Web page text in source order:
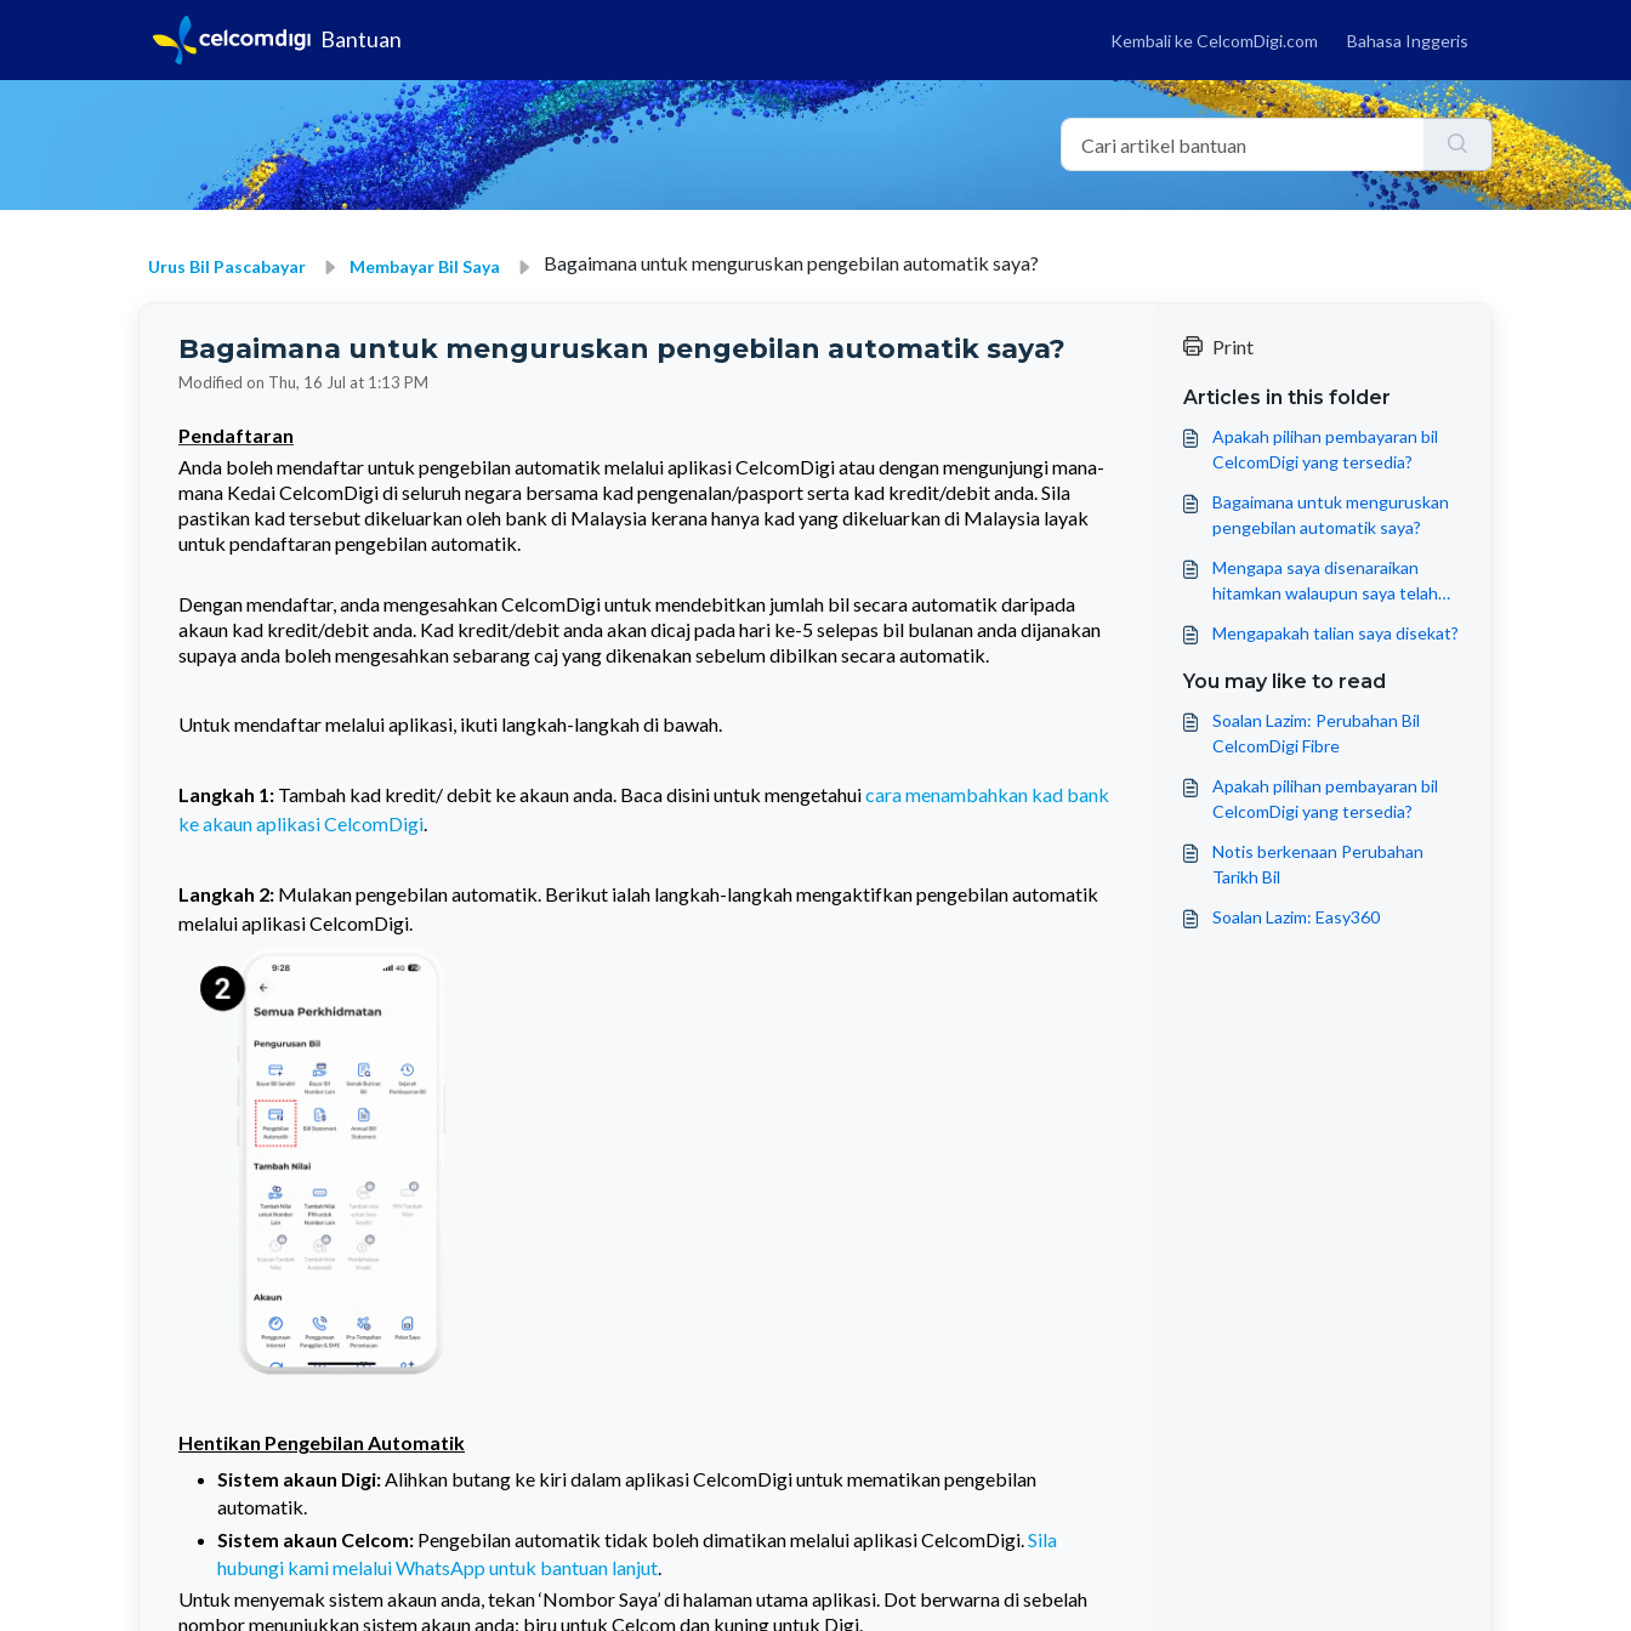
Bantuan Kembali ke CelcomDigi.com Bahasa Inggeris
Urus Bil Pascabayar Membayar Bil Saya Bagaimana untuk menguruskan pengebilan automatik saya?
Bagaimana untuk menguruskan pengebilan automatik saya?
Modified on Thu, 16 Jul at 1:13 PM
Pendaftaran
Anda boleh mendaftar untuk pengebilan automatik melalui aplikasi CelcomDigi atau dengan mengunjungi mana-
mana Kedai CelcomDigi di seluruh negara bersama kad pengenalan/pasport serta kad kredit/debit anda. Sila
pastikan kad tersebut dikeluarkan oleh bank di Malaysia kerana hanya kad yang dikeluarkan di Malaysia layak
untuk pendaftaran pengebilan automatik.
Dengan mendaftar, anda mengesahkan CelcomDigi untuk mendebitkan jumlah bil secara automatik daripada
akaun kad kredit/debit anda. Kad kredit/debit anda akan dicaj pada hari ke-5 selepas bil bulanan anda dijanakan
supaya anda boleh mengesahkan sebarang caj yang dikenakan sebelum dibilkan secara automatik.
Untuk mendaftar melalui aplikasi, ikuti langkah-langkah di bawah.
Langkah 1: Tambah kad kredit/ debit ke akaun anda. Baca disini untuk mengetahuicara menambahkan kad bank
ke akaun aplikasi CelcomDigi.
Langkah 2: Mulakan pengebilan automatik. Berikut ialah langkah-langkah mengaktifkan pengebilan automatik
melalui aplikasi CelcomDigi.
Hentikan Pengebilan Automatik
Sistem akaun Digi: Alihkan butang ke kiri dalam aplikasi CelcomDigi untuk mematikan pengebilan
automatik.
Sistem akaun Celcom: Pengebilan automatik tidak boleh dimatikan melalui aplikasi CelcomDigi. Sila
hubungi kami melalui WhatsApp untuk bantuan lanjut
Untuk menyemak sistem akaun anda, tekan ‘Nombor Saya’ di halaman utama aplikasi. Dot berwarna di sebelah
nombor menunjukkan sistem akaun anda: biru untuk Celcom dan kuning untuk Digi.
Print
Articles in this folder
Apakah pilihan pembayaran bil
CelcomDigi yang tersedia?
Bagaimana untuk menguruskan
pengebilan automatik saya?
Mengapa saya disenaraikan
hitamkan walaupun saya telah
Mengapakah talian saya disekat?
You may like to read
Soalan Lazim: Perubahan Bil
CelcomDigi Fibre
Apakah pilihan pembayaran bil
CelcomDigi yang tersedia?
Notis berkenaan Perubahan
Tarikh Bil
Soalan Lazim: Easy360